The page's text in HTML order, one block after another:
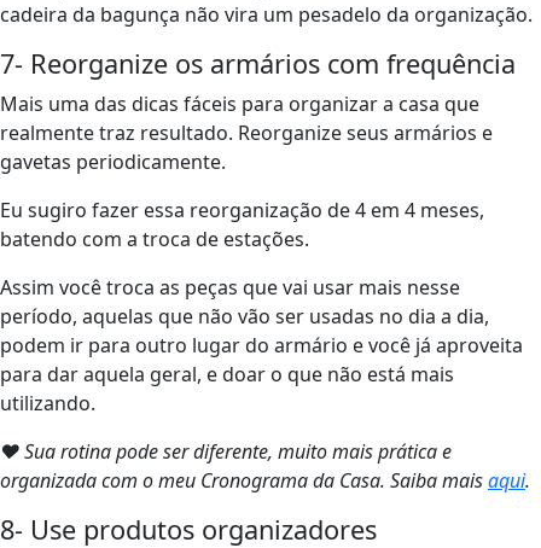
cadeira da bagunça não vira um pesadelo da organização.
7- Reorganize os armários com frequência
Mais uma das dicas fáceis para organizar a casa que
realmente traz resultado. Reorganize seus armários e
gavetas periodicamente.
Eu sugiro fazer essa reorganização de 4 em 4 meses,
batendo com a troca de estações.
Assim você troca as peças que vai usar mais nesse
período, aquelas que não vão ser usadas no dia a dia,
podem ir para outro lugar do armário e você já aproveita
para dar aquela geral, e doar o que não está mais
utilizando.
❤ Sua rotina pode ser diferente, muito mais prática e
organizada com o meu Cronograma da Casa. Saiba maisaqui.
8- Use produtos organizadores